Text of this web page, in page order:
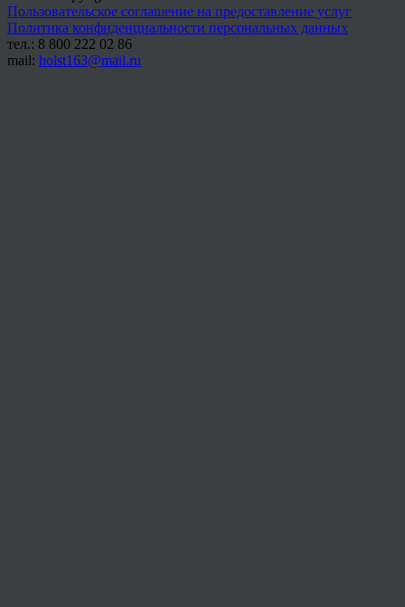
Пользовательское соглашение на предоставление услуг
Политика конфиденциальности персональных данных
тел.: 8 800 222 02 86
mail: holst163@mail.ru